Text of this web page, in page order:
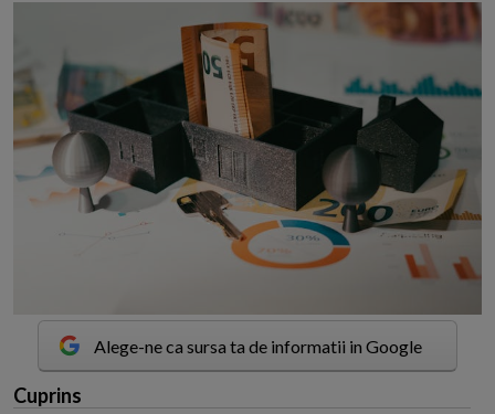
Alege-ne ca sursa ta de informatii in Google
Cuprins